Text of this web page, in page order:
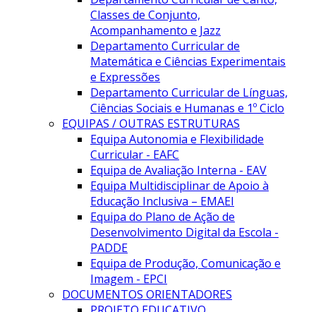
Classes de Conjunto,
Acompanhamento e Jazz
Departamento Curricular de
Matemática e Ciências Experimentais
e Expressões
Departamento Curricular de Línguas,
Ciências Sociais e Humanas e 1º Ciclo
EQUIPAS / OUTRAS ESTRUTURAS
Equipa Autonomia e Flexibilidade
Curricular - EAFC
Equipa de Avaliação Interna - EAV
Equipa Multidisciplinar de Apoio à
Educação Inclusiva – EMAEI
Equipa do Plano de Ação de
Desenvolvimento Digital da Escola -
PADDE
Equipa de Produção, Comunicação e
Imagem - EPCI
DOCUMENTOS ORIENTADORES